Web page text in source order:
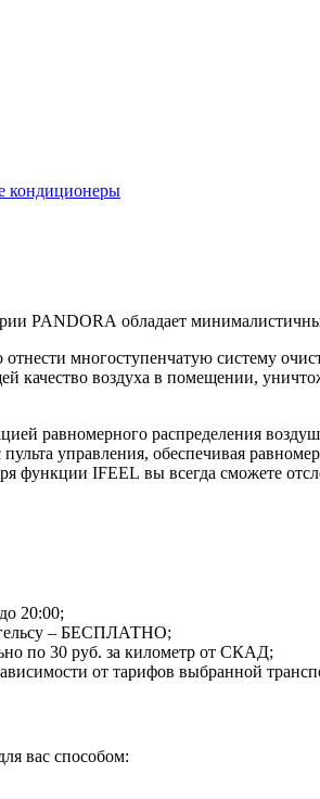
кондиционеры
PANDORA обладает
многоступенчатую систему
качество воздуха в помещении,
равномерного распределения
управления, обеспечивая
функции IFEEL вы всегда сможете
20:00;
– БЕСПЛАТНО;
по 30 руб. за километр от СКАД;
от тарифов выбранной
вас способом: